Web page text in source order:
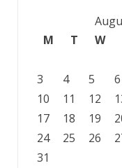
M
T W
3
4 5 6
10
11 12
17
18 19
24
25 26
31